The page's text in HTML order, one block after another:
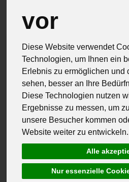
vor
Diese Website verwendet
Technologien, um Ihnen ein
Erlebnis zu ermöglichen und
sehen, besser an Ihre
Diese Technologien nutzen
Ergebnisse zu messen, um
unsere Besucher kommen
Website weiter zu entwickeln.
Alle
Nur essenzielle